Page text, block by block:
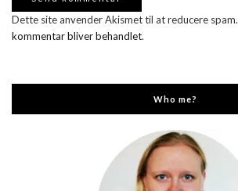
Dette site anvender Akismet til at reducere spam.
kommentar bliver behandlet.
Who me?